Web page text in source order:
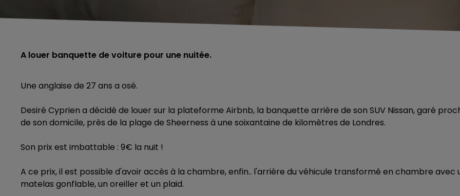
A louer banquette de voiture pour une nuitée.
Une anglaise de 27 ans a osé.
Desiré Cyprien a décidé de louer sur la plateforme Airbnb, la banquette arrière de son SUV Nissan, garé
de son domicile, près de la plage de Sheerness à une soixantaine de kilomètres de Londres.
Son prix est imbattable : 9€ la nuit !
A ce prix, il est possible d'avoir accès à la chambre, enfin.. l'arrière du véhicule transformé en chambre avec
matelas gonflable, un oreiller et un plaid.